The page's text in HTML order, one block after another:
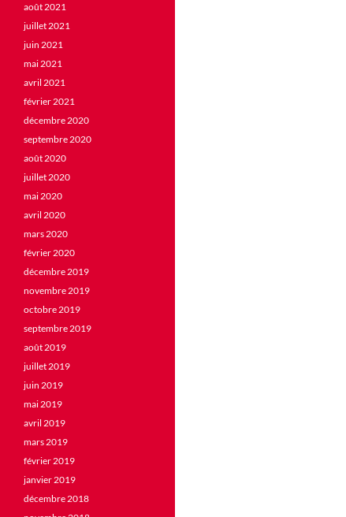
août 2021
juillet 2021
juin 2021
mai 2021
avril 2021
février 2021
décembre 2020
septembre 2020
août 2020
juillet 2020
mai 2020
avril 2020
mars 2020
février 2020
décembre 2019
novembre 2019
octobre 2019
septembre 2019
août 2019
juillet 2019
juin 2019
mai 2019
avril 2019
mars 2019
février 2019
janvier 2019
décembre 2018